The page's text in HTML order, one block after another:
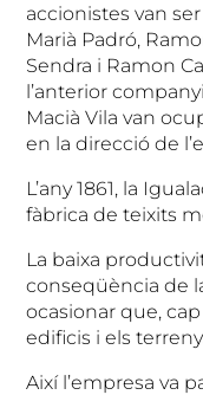
accionistes van
Marià Padró,
Sendra i Ramon
l’anterior
Macià Vila van
en la direcció de
L’any 1861, la
fàbrica de teixits
La baixa
conseqüència de
ocasionar que, cap
edificis i els
Així l’empresa va